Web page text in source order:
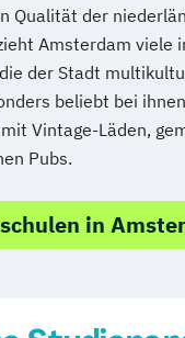
Qualität der
Amsterdam viele
der Stadt
beliebt bei
Vintage-Läden,
Pubs.
in